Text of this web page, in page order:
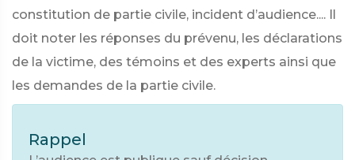
constitution de partie civile, incident d’audience.... Il
doit noter les réponses du prévenu, les déclarations
de la victime, des témoins et des experts ainsi que
les demandes de la partie civile.
Rappel